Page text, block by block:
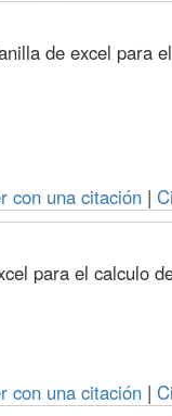
de excel para
con una citación |
para el calculo
con una citación |